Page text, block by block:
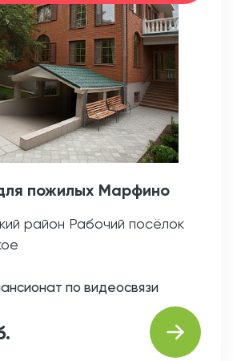
пожилых Марфино
район Рабочий посёлок
по видеосвязи